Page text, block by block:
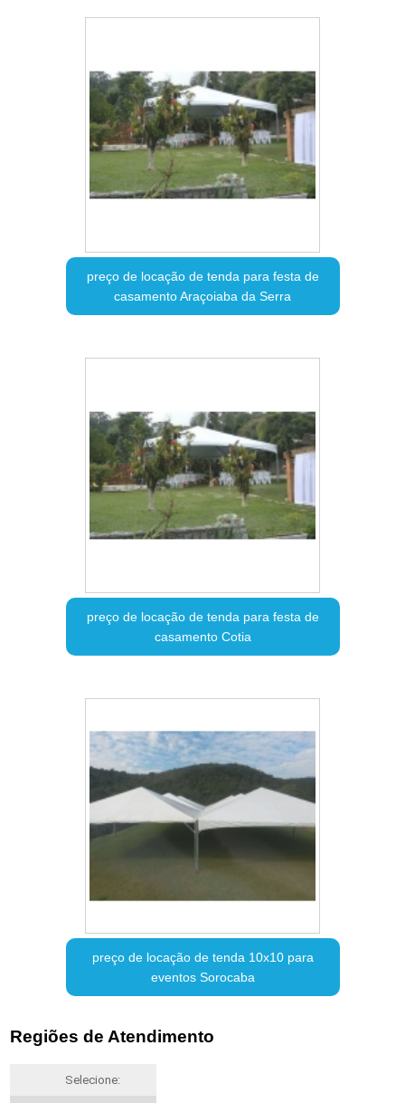
preço de locação de tenda para festa de
casamento Araçoiaba da Serra
preço de locação de tenda para festa de
casamento Cotia
preço de locação de tenda 10x10 para
eventos Sorocaba
Regiões de Atendimento
Selecione: